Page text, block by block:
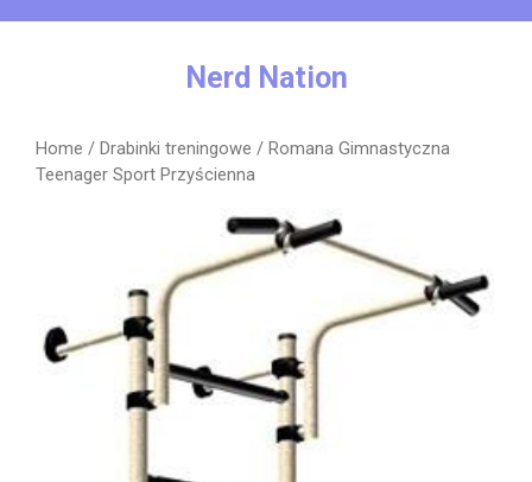
Nerd Nation
Home / Drabinki treningowe / Romana Gimnastyczna
Teenager Sport Przyścienna